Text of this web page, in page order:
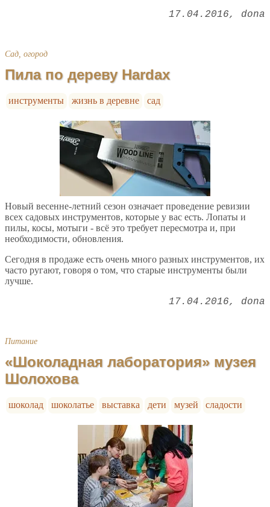
17.04.2016 dona
Сад, огород
Пила по дереву Hardax
инструменты жизнь в деревне сад
Новый весенне-летний сезон означает проведение ревизии
всех садовых инструментов, которые у вас есть. Лопаты и
пилы, косы, мотыги - всё это требует пересмотра и, при
необходимости, обновления.
Сегодня в продаже есть очень много разных инструментов, их
часто ругают, говоря о том, что старые инструменты были
лучше.
17.04.2016 dona
Питание
«Шоколадная лаборатория» музея
Шолохова
шоколад шоколатье выставка дети музей сладости